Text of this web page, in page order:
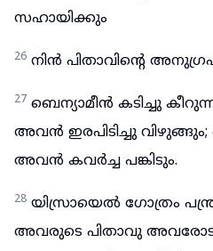
സഹായിക്കും
26 നിൻ പിതാവിന്റെ
27 ബെന്യാമീൻ കടിച്ചു
അവൻ ഇരപിടിച്ചു
അവൻ കവർച്ച പങ്കിടും.
28 യിസ്രായെൽ ഗോത്രം
അവരുടെ പിതാവു